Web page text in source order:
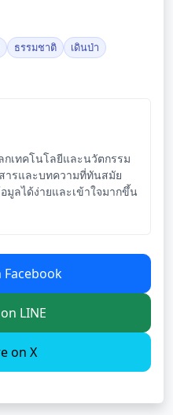
ธรรมชาติ
เดินป่า
กเทคโนโลยีและนวัตกรรม
ารและบทความที่ทันสมัย
มูลได้ง่ายและเข้าใจมากขึ้น
Facebook
LINE
on X